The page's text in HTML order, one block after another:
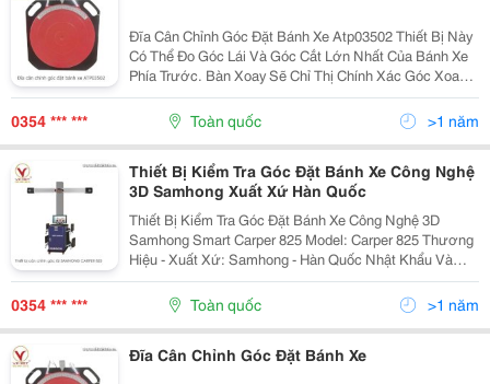
Đĩa Cân Chỉnh Góc Đặt Bánh Xe Atp03502 Thiết Bị Này
Có Thể Đo Góc Lái Và Góc Cắt Lớn Nhất Của Bánh Xe
Phía Trước. Bàn Xoay Sẽ Chỉ Thị Chính Xác Góc Xoay
Của Bánh Xe Phù Hợp Hầu Hết Với Các Loại Xe Du
Lịch, Xe Tải, Xe Buýt,&Hellip; &Ndash; Góc Đo...
0354 *** *** Toàn quốc >1 năm
Thiết Bị Kiểm Tra Góc Đặt Bánh Xe Công Nghệ
3D Samhong Xuất Xứ Hàn Quốc
Thiết Bị Kiểm Tra Góc Đặt Bánh Xe Công Nghệ 3D
Samhong Smart Carper 825 Model: Carper 825 Thương
Hiệu - Xuất Xứ: Samhong - Hàn Quốc Nhật Khẩu Và
Phân Phối: Www.thietbioto.vn Có Đủ Chứng Chỉ Xuất Xứ
Co/Cq Và Cam Kết Đạt Tiêu Chuẩn Nđ 116 Của...
0354 *** *** Toàn quốc >1 năm
Đĩa Cân Chỉnh Góc Đặt Bánh Xe